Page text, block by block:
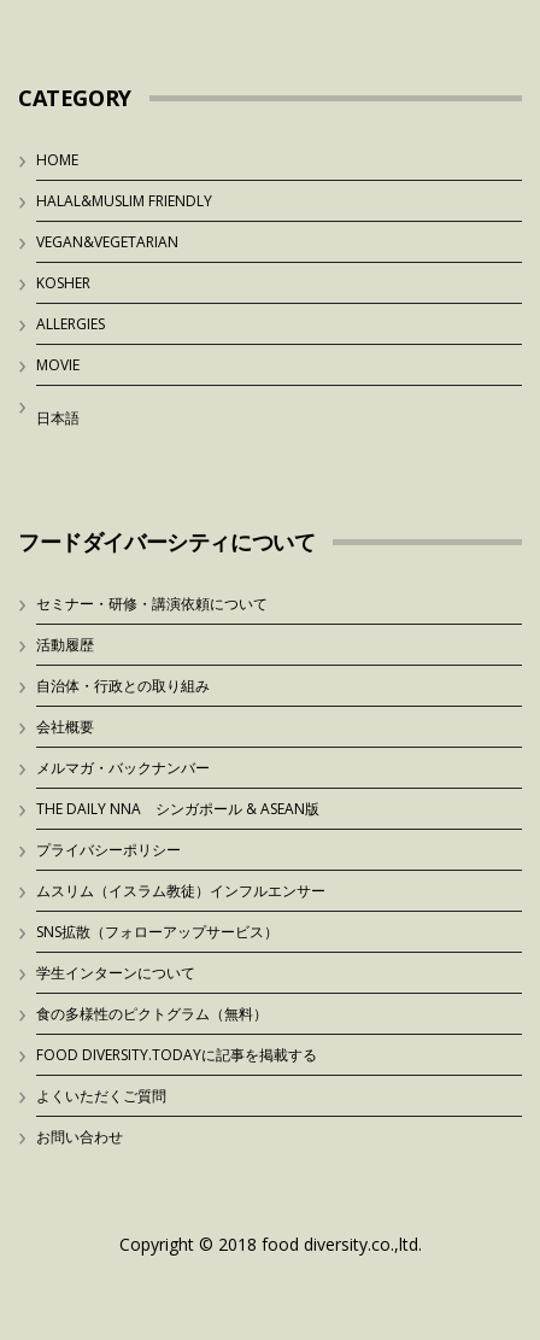
CATEGORY
HOME
HALAL&MUSLIM FRIENDLY
VEGAN&VEGETARIAN
KOSHER
ALLERGIES
MOVIE
日本語
フードダイバーシティについて
セミナー・研修・講演依頼について
活動履歴
自治体・行政との取り組み
会社概要
メルマガ・バックナンバー
THE DAILY NNA シンガポール & ASEAN版
プライバシーポリシー
ムスリム（イスラム教徒）インフルエンサー
SNS拡散（フォローアップサービス）
学生インターンについて
食の多様性のピクトグラム（無料）
FOOD DIVERSITY.TODAYに記事を掲載する
よくいただくご質問
お問い合わせ
Copyright © 2018 food diversity.co.,ltd.